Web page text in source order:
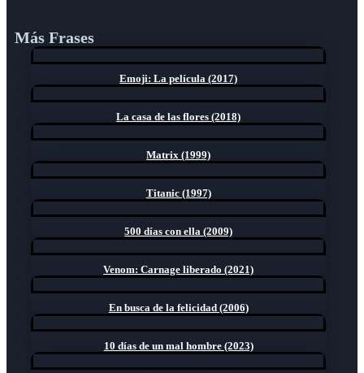
Más Frases
Emoji: La película (2017)
La casa de las flores (2018)
Matrix (1999)
Titanic (1997)
500 días con ella (2009)
Venom: Carnage liberado (2021)
En busca de la felicidad (2006)
10 días de un mal hombre (2023)